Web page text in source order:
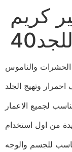
كريم
والناموس
وتهيج الجلد
لجميع الاعمار
من اول استخدام
للجسم والوجه